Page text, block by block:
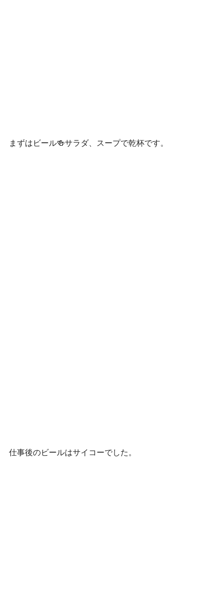
まずはビール🍻サラダ、スープで乾杯です。
仕事後のビールはサイコーでした。